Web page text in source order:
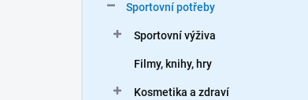
Sportovní potřeby
Sportovní výživa
Filmy, knihy, hry
Kosmetika a zdraví